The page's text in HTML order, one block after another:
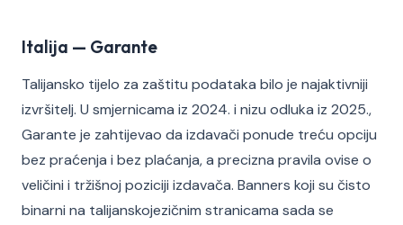
Italija — Garante
Talijansko tijelo za zaštitu podataka bilo je najaktivniji
izvršitelj. U smjernicama iz 2024. i nizu odluka iz 2025.,
Garante je zahtijevao da izdavači ponude treću opciju
bez praćenja i bez plaćanja, a precizna pravila ovise o
veličini i tržišnoj poziciji izdavača. Banners koji su čisto
binarni na talijanskojezičnim stranicama sada se